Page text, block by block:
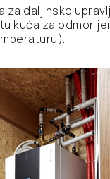
za daljinsko
kuća za odmor